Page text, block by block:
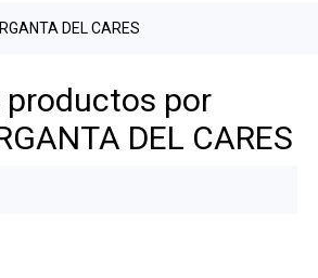
DEL CARES
productos por
DEL CARES